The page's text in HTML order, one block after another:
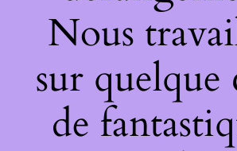
Nous
sur quelque
de